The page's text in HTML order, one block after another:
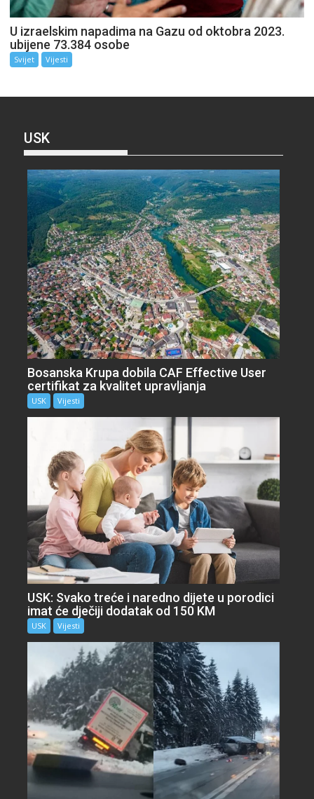
U izraelskim napadima na Gazu od oktobra 2023.
ubijene 73.384 osobe
Svijet Vijesti
USK
Bosanska Krupa dobila CAF Effective User
certifikat za kvalitet upravljanja
USK Vijesti
USK: Svako treće i naredno dijete u porodici
imat će dječiji dodatak od 150 KM
USK Vijesti